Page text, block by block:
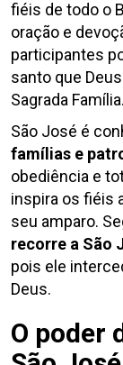
fiéis de todo o
oração e
participantes
santo que
Sagrada Família.
São José é
famílias e
obediência e
inspira os fiéis
seu amparo.
recorre a São
pois ele
Deus.
O poder